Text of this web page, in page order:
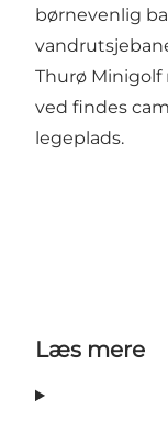
børnevenlig
Thurø Minigolf
ved findes
legeplads.
Læs mere